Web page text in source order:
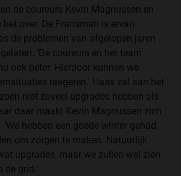
de coureurs Kevin Magnussen en
het over. De Fransman is ervan
de problemen van afgelopen jaren
‘De coureurs en het team
ook beter. Hierdoor kunnen we
reageren.’ Haas zal aan het
niet zoveel upgrades hebben als
daar maakt Kevin Magnussen zich
‘We hebben een goede winter gehad,
om zorgen te maken. Natuurlijk
upgrades, maar we zullen wel zien
grid.’